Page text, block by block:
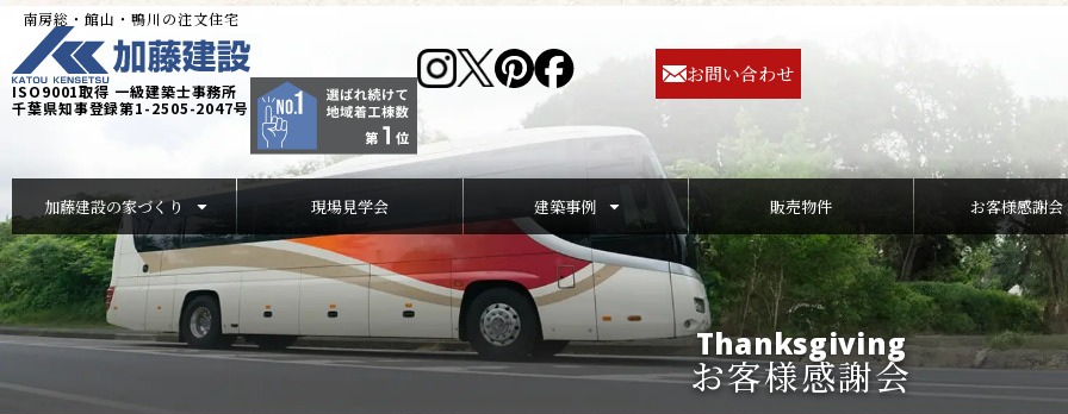
南房総・館山・鴨川の注文住宅
ISO9001取得 一級建築士事務所
千葉県知事登録第1-2505-2047号
お問い合わせ
加藤建設の家づくり 現場見学会 建築事例 販売物件 お客様感謝会
Thanksgiving
お客様感謝会